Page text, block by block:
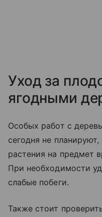
Уход за
ягодными
Особых работ с
сегодня не
растения на предмет
При необходимости
слабые побеги.
Также стоит